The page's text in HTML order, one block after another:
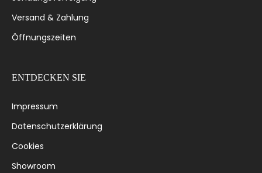
Versand & Zahlung
Öffnungszeiten
ENTDECKEN SIE
Impressum
Datenschutzerklärung
Cookies
Showroom